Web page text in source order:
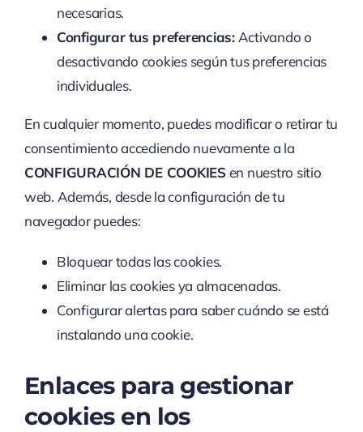
necesarias.
Configurar tus preferencias:Activando o
desactivando cookies según tus preferencias
individuales.
En cualquier momento, puedes modificar o retirar tu
consentimiento accediendo nuevamente a la
CONFIGURACIÓN DE COOKIESen nuestro sitio
web. Además, desde la configuración de tu
navegador puedes:
Bloquear todas las cookies.
Eliminar las cookies ya almacenadas.
Configurar alertas para saber cuándo se está
instalando una cookie.
Enlaces para gestionar
cookies en los